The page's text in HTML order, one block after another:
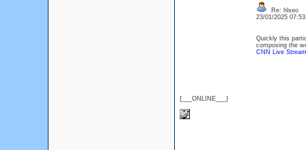
{___ONLINE___}
Re: hlseo
23/01/2025
Quickly this
composing the
CNN Live Stream